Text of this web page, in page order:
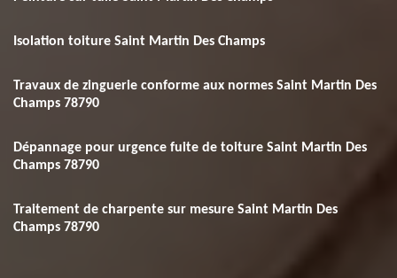
Isolation toiture Saint Martin Des Champs
Travaux de zinguerie conforme aux normes Saint Martin Des
Champs 78790
Dépannage pour urgence fuite de toiture Saint Martin Des
Champs 78790
Traitement de charpente sur mesure Saint Martin Des
Champs 78790